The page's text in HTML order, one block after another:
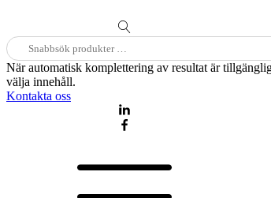
Sök
efter:
När automatisk komplettering av resultat är
välja innehåll.
Kontakta oss